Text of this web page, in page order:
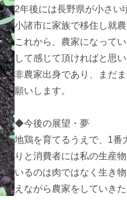
2年後には長野県が小さい
小諸市に家族で移住し就
これから、農家になって
して感じて頂ければと思い
非農家出身であり、まだ
願いします。
◆今後の展望・夢
地鶏を育てるうえで、1番
りと消費者には私の生産
いるのは肉ではなく生き
えながら農家をしていき